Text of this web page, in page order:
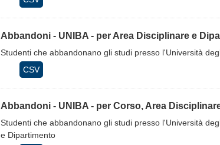
Abbandoni - UNIBA - per Area Disciplinare e
Studenti che abbandonano gli studi presso l'Università
CSV
Abbandoni - UNIBA - per Corso, Area
Studenti che abbandonano gli studi presso l'Università
e Dipartimento